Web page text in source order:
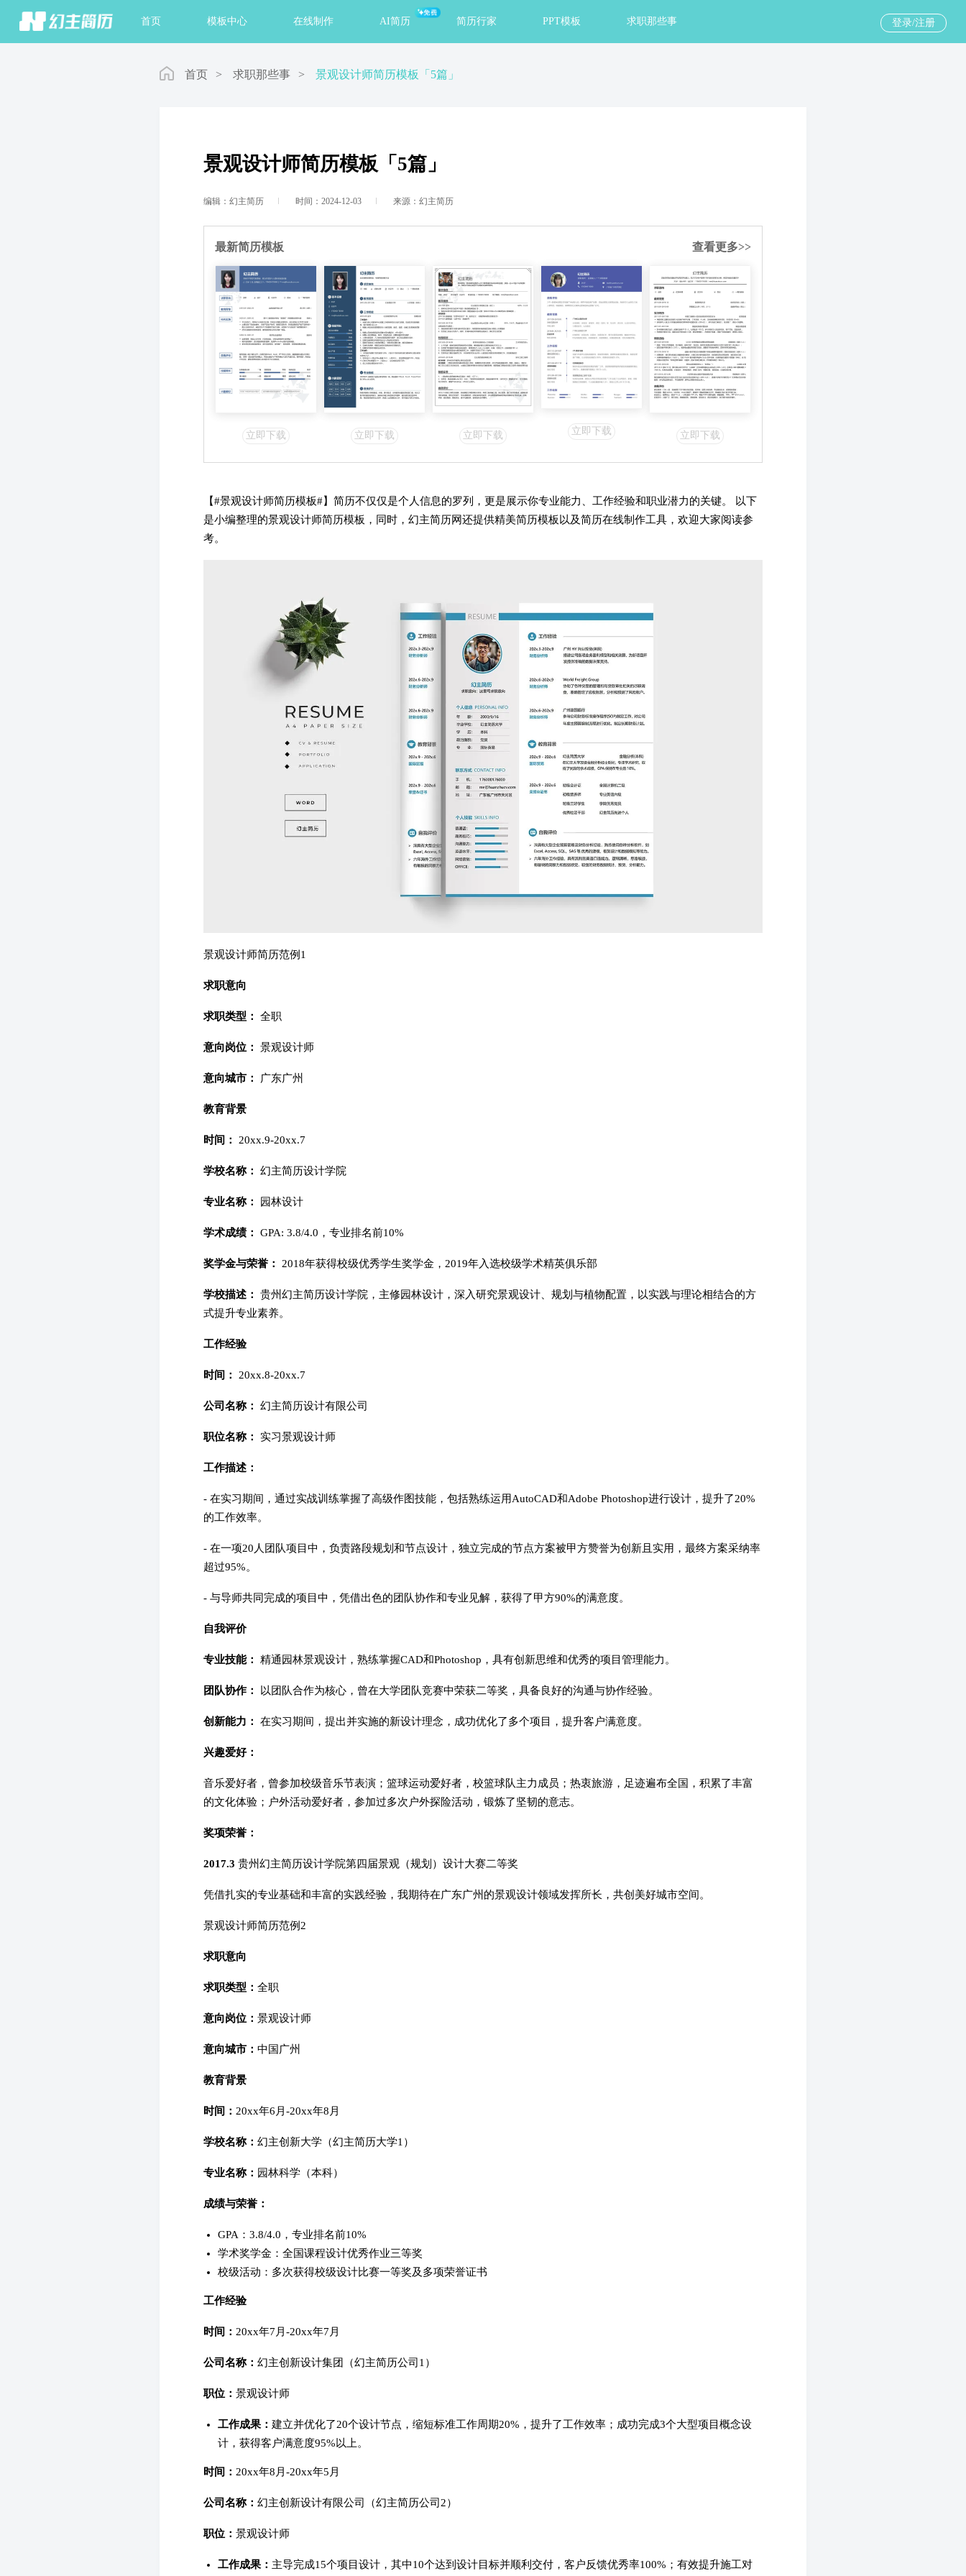
首页 模板中心 在线制作 AI简历
免费
简历行家 PPT模板 求职那些事 登录/注册
首页 > 求职那些事 > 景观设计师简历模板「5篇」
景观设计师简历模板「5篇」
编辑：幻主简历 时间：2024-12-03 来源：幻主简历
最新简历模板 查看更多>>
立即下载 立即下载 立即下载 立即下载 立即下载
【#景观设计师简历模板#】简历不仅仅是个人信息的罗列，更是展示你专业能力、工作经验和职业潜力的关键。 以下
是小编整理的景观设计师简历模板，同时，幻主简历网还提供精美简历模板以及简历在线制作工具，欢迎大家阅读参
考。
景观设计师简历范例1
求职意向
求职类型： 全职
意向岗位： 景观设计师
意向城市： 广东广州
教育背景
时间： 20xx.9-20xx.7
学校名称： 幻主简历设计学院
专业名称： 园林设计
学术成绩： GPA: 3.8/4.0，专业排名前10%
奖学金与荣誉： 2018年获得校级优秀学生奖学金，2019年入选校级学术精英俱乐部
学校描述：
贵州幻主简历设计学院，主修园林设计，深入研究景观设计、规划与植物配置，以实践与理论相结合的方
式提升专业素养。
工作经验
时间： 20xx.8-20xx.7
公司名称： 幻主简历设计有限公司
职位名称： 实习景观设计师
工作描述：
- 在实习期间，通过实战训练掌握了高级作图技能，包括熟练运用AutoCAD和Adobe Photoshop进行设计，提升了20%
的工作效率。
- 在一项20人团队项目中，负责路段规划和节点设计，独立完成的节点方案被甲方赞誉为创新且实用，最终方案采纳率
超过95%。
- 与导师共同完成的项目中，凭借出色的团队协作和专业见解，获得了甲方90%的满意度。
自我评价
专业技能： 精通园林景观设计，熟练掌握CAD和Photoshop，具有创新思维和优秀的项目管理能力。
团队协作： 以团队合作为核心，曾在大学团队竞赛中荣获二等奖，具备良好的沟通与协作经验。
创新能力： 在实习期间，提出并实施的新设计理念，成功优化了多个项目，提升客户满意度。
兴趣爱好：
音乐爱好者，曾参加校级音乐节表演；篮球运动爱好者，校篮球队主力成员；热衷旅游，足迹遍布全国，积累了丰富
的文化体验；户外活动爱好者，参加过多次户外探险活动，锻炼了坚韧的意志。
奖项荣誉：
2017.3 贵州幻主简历设计学院第四届景观（规划）设计大赛二等奖
凭借扎实的专业基础和丰富的实践经验，我期待在广东广州的景观设计领域发挥所长，共创美好城市空间。
景观设计师简历范例2
求职意向
求职类型： 全职
意向岗位： 景观设计师
意向城市： 中国广州
教育背景
时间： 20xx年6月-20xx年8月
学校名称： 幻主创新大学（幻主简历大学1）
专业名称： 园林科学（本科）
成绩与荣誉：
GPA：3.8/4.0，专业排名前10%
学术奖学金：全国课程设计优秀作业三等奖
校级活动：多次获得校级设计比赛一等奖及多项荣誉证书
工作经验
时间： 20xx年7月-20xx年7月
公司名称： 幻主创新设计集团（幻主简历公司1）
职位： 景观设计师
工作成果： 建立并优化了20个设计节点，缩短标准工作周期20%，提升了工作效率；成功完成3个大型项目概念设
计，获得客户满意度95%以上。
时间： 20xx年8月-20xx年5月
公司名称： 幻主创新设计有限公司（幻主简历公司2）
职位： 景观设计师
工作成果： 主导完成15个项目设计，其中10个达到设计目标并顺利交付，客户反馈优秀率100%；有效提升施工对